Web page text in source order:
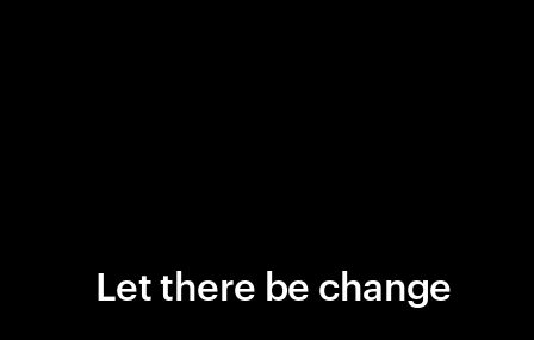
Let there be change